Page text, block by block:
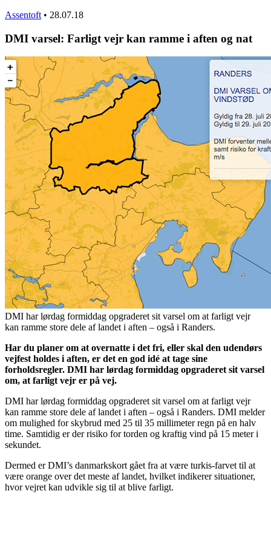
Assentoft • 28.07.18
DMI varsel: Farligt vejr kan ramme i aften og nat
DMI har lørdag formiddag opgraderet sit varsel om at farligt vejr
kan ramme store dele af landet i aften – også i Randers.
Har du planer om at overnatte i det fri, eller skal den udendørs
vejfest holdes i aften, er det en god idé at tage sine
forholdsregler. DMI har lørdag formiddag opgraderet sit varsel
om, at farligt vejr er på vej.
DMI har lørdag formiddag opgraderet sit varsel om at farligt vejr
kan ramme store dele af landet i aften – også i Randers. DMI melder
om mulighed for skybrud med 25 til 35 millimeter regn på en halv
time. Samtidig er der risiko for torden og kraftig vind på 15 meter i
sekundet.
Dermed er DMI’s danmarkskort gået fra at være turkis-farvet til at
være orange over det meste af landet, hvilket indikerer situationer,
hvor vejret kan udvikle sig til at blive farligt.